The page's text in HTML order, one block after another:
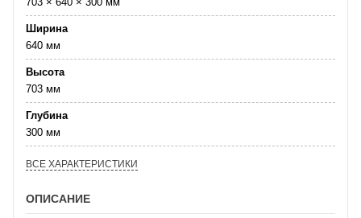
Ширина
640 мм
Высота
703 мм
Глубина
300 мм
ВСЕ ХАРАКТЕРИСТИКИ
ОПИСАНИЕ